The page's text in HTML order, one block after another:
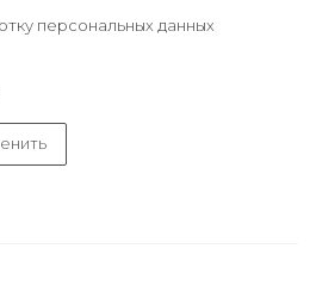
персональных данных